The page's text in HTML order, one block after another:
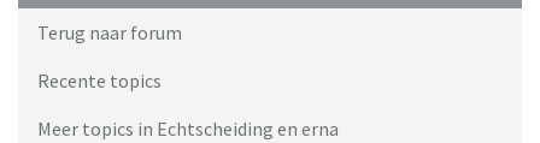
Terug naar forum
Recente topics
Meer topics in Echtscheiding en erna